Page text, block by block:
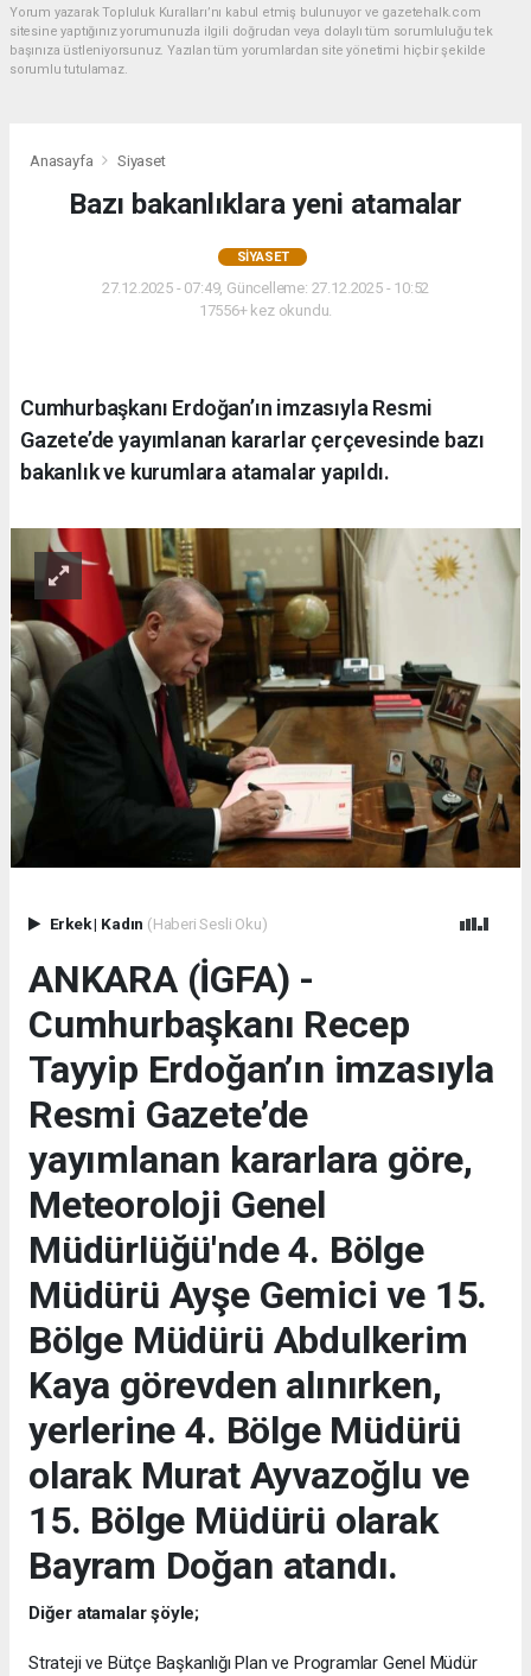
Yorum yazarak Topluluk Kuralları’nı kabul etmiş bulunuyor ve gazetehalk.com
sitesine yaptığınız yorumunuzla ilgili doğrudan veya dolaylı tüm sorumluluğu tek
başınıza üstleniyorsunuz. Yazılan tüm yorumlardan site yönetimi hiçbir şekilde
sorumlu tutulamaz.
Anasayfa Siyaset
Bazı bakanlıklara yeni atamalar
SIYASET
27.12.2025 - 07:49, Güncelleme: 27.12.2025 - 10:52
17556+ kez okundu.
Cumhurbaşkanı Erdoğan’ın imzasıyla Resmi
Gazete’de yayımlanan kararlar çerçevesinde bazı
bakanlık ve kurumlara atamalar yapıldı.
Erkek| Kadın (Haberi Sesli Oku)
ANKARA (İGFA) -
Cumhurbaşkanı Recep
Tayyip Erdoğan’ın imzasıyla
Resmi Gazete’de
yayımlanan kararlara göre,
Meteoroloji Genel
Müdürlüğü'nde 4. Bölge
Müdürü Ayşe Gemici ve 15.
Bölge Müdürü Abdulkerim
Kaya görevden alınırken,
yerlerine 4. Bölge Müdürü
olarak Murat Ayvazoğlu ve
15. Bölge Müdürü olarak
Bayram Doğan atandı.
Diğer atamalar şöyle;
Strateji ve Bütçe Başkanlığı Plan ve Programlar Genel Müdür